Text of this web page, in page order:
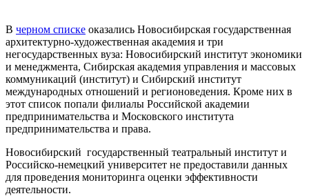
В черном списке оказались Новосибирская государственная
архитектурно-художественная академия и три
негосударственных вуза: Новосибирский институт экономики
и менеджмента, Сибирская академия управления и массовых
коммуникаций (институт) и Сибирский институт
международных отношений и регионоведения. Кроме них в
этот список попали филиалы Российской академии
предпринимательства и Московского института
предпринимательства и права.
Новосибирский государственный театральный институт и
Российско-немецкий университет не предоставили данных
для проведения мониторинга оценки эффективности
деятельности.